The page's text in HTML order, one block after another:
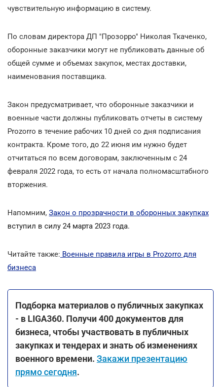
чувствительную информацию в систему.
По словам директора ДП "Прозорро" Николая Ткаченко,
оборонные заказчики могут не публиковать данные об
общей сумме и объемах закупок, местах доставки,
наименования поставщика.
Закон предусматривает, что оборонные заказчики и
военные части должны публиковать отчеты в систему
Prozorro в течение рабочих 10 дней со дня подписания
контракта. Кроме того, до 22 июня им нужно будет
отчитаться по всем договорам, заключенным с 24
февраля 2022 года, то есть от начала полномасштабного
вторжения.
Напомним, Закон о прозрачности в оборонных закупках
вступил в силу 24 марта 2023 года.
Читайте также: Военные правила игры в Prozorro для
бизнеса
Подборка материалов о публичных закупках
- в LIGA360. Получи 400 документов для
бизнеса, чтобы участвовать в публичных
закупках и тендерах и знать об изменениях
военного времени. Закажи презентацию
прямо сегодня.